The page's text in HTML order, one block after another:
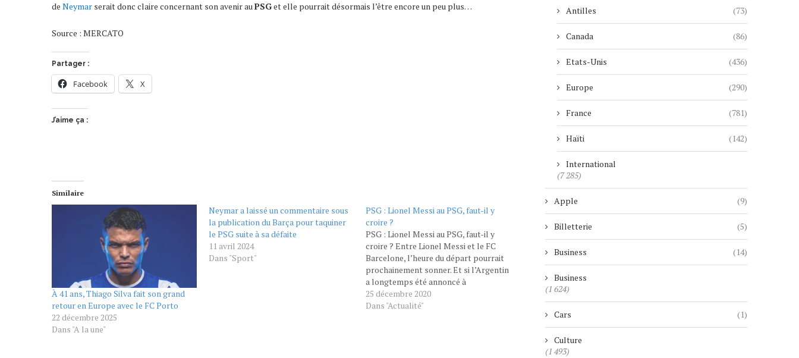
de Neymar serait donc claire concernant son avenir auPSGet elle pourrait désormais l’être encore un peu plus…
Source : MERCATO
Partager :
Facebook X
J’aime ça :
Similaire
À 41 ans, Thiago Silva fait son grand
retour en Europe avec le FC Porto
22 décembre 2025
Dans "A la une"
Neymar a laissé un commentaire sous
la publication du Barça pour taquiner
le PSG suite à sa défaite
11 avril 2024
Dans "Sport"
PSG : Lionel Messi au PSG, faut-il y
croire ?
PSG : Lionel Messi au PSG, faut-il y
croire ? Entre Lionel Messi et le FC
Barcelone, l’heure du départ pourrait
prochainement sonner. Et si l’Argentin
a longtemps été annoncé à
Manchester City pour retrouver Pep
Guardiola, le PSG de Neymar serait
25 décembre 2020
Dans "Actualité"
Antilles (73)
Canada (86)
Etats-Unis (436)
Europe (290)
France (781)
Haïti (142)
International
(7 285)
Apple (9)
Billetterie (5)
Business (14)
Business
(1 624)
Cars (1)
Culture
(1 493)